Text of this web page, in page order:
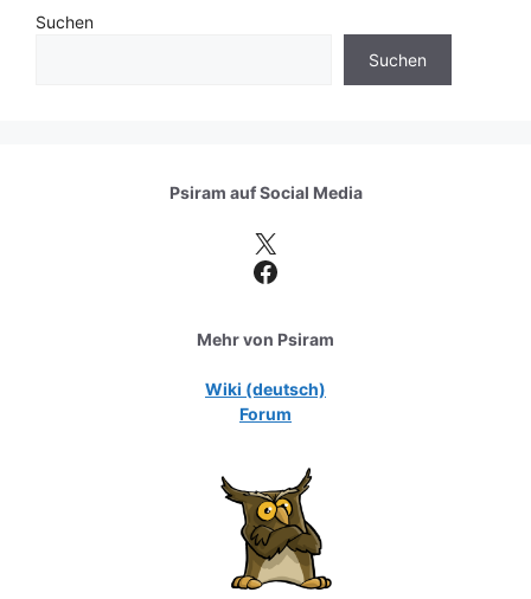
Suchen
Suchen
Psiram aufSocial Media
X
Facebook
Mehr von Psiram
Wiki (deutsch)
Forum